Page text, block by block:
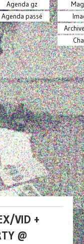
Agenda gz
Agenda passé
VID +
@